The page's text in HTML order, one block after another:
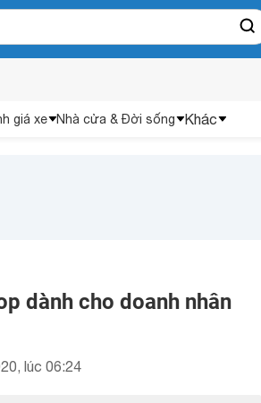
giá xe Nhà cửa & Đời sống Khác
dành cho doanh nhân
lúc 06:24